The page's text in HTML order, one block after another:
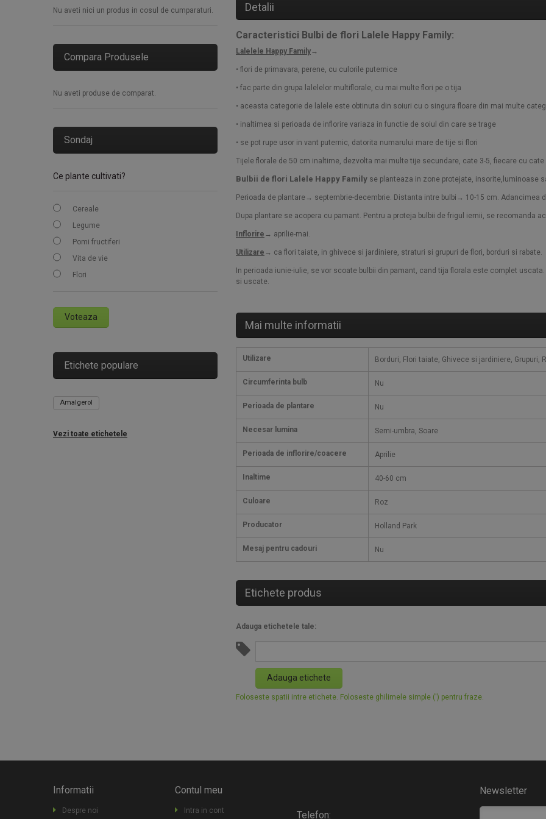
Detalii
Caracteristici Bulbi de flori Lalele Happy Family:
Lalelele Happy Family→
• flori de primavara, perene, cu culorile puternice
• fac parte din grupa lalelelor multiflorale, cu mai multe flori pe o tija
• aceasta categorie de lalele este obtinuta din soiuri cu o singura floare din mai multe
• inaltimea si perioada de inflorire variaza in functie de soiul din care se trage
• se pot rupe usor in vant puternic, datorita numarului mare de tije si flori
Tijele florale de 50 cm inaltime, dezvolta mai multe tije secundare, cate 3-5, fiecare cu
Bulbii de flori Lalele Happy Family se planteaza in zone protejate, insorite,luminoase
Perioada de plantare→ septembrie-decembrie. Distanta intre bulbi→ 10-15 cm. Adancimea
Dupa plantare se acopera cu pamant. Pentru a proteja bulbii de frigul iernii, se recomanda
Inflorire → aprilie-mai.
Utilizare → ca flori taiate, in ghivece si jardiniere, straturi si grupuri de flori, borduri si rabate.
In perioada iunie-iulie, se vor scoate bulbii din pamant, cand tija florala este complet
si uscate.
Mai multe informatii
Utilizare Borduri, Flori taiate, Ghivece si jardiniere, Grupuri,
Circumferinta bulb Nu
Perioada de plantare Nu
Necesar lumina Semi-umbra, Soare
Perioada de inflorire/coacere Aprilie
Inaltime 40-60 cm
Culoare Roz
Producator Holland Park
Mesaj pentru cadouri Nu
Etichete produs
Adauga etichetele tale:
Adauga etichete
Foloseste spatii intre etichete. Foloseste ghilimele simple (') pentru fraze.
Nu aveti nici un produs in cosul de cumparaturi.
Compara Produsele
Nu aveti produse de comparat.
Sondaj
Ce plante cultivati?
Cereale
Legume
Pomi fructiferi
Vita de vie
Flori
Voteaza
Etichete populare
Amalgerol
Vezi toate etichetele
Informatii
Despre noi
Contul meu
Intra in cont Telefon:
Newsletter